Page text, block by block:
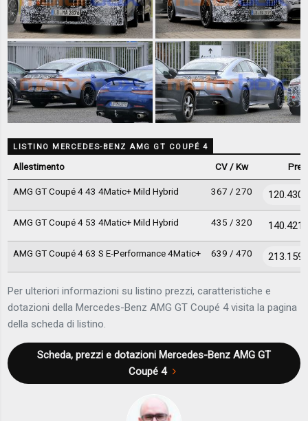
LISTINO MERCEDES-BENZ AMG GT COUPÉ 4
Allestimento CV / Kw
AMG GT Coupé 4 43 4Matic+ Mild Hybrid 367 / 270 120.430
AMG GT Coupé 4 53 4Matic+ Mild Hybrid 435 / 320 140.421
AMG GT Coupé 4 63 S E-Performance 4Matic+ 639 / 470 213.159
Per ulteriori informazioni su listino prezzi, caratteristiche e
dotazioni della Mercedes-Benz AMG GT Coupé 4 visita la pagina
della scheda di listino.
Scheda, prezzi e dotazioni Mercedes-Benz AMG GT
Coupé 4